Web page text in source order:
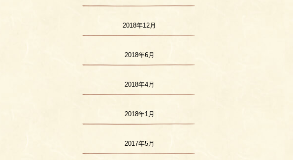
2018年12月
2018年6月
2018年4月
2018年1月
2017年5月